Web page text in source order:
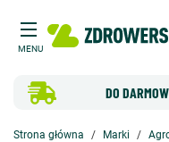
MENU
DO
Strona główna Marki